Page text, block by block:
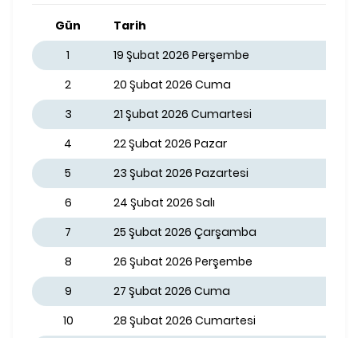
Gün Tarih
1
19 Şubat 2026 Perşembe
2
20 Şubat 2026 Cuma
3
21 Şubat 2026 Cumartesi
4
22 Şubat 2026 Pazar
5
23 Şubat 2026 Pazartesi
6
24 Şubat 2026 Salı
7
25 Şubat 2026 Çarşamba
8
26 Şubat 2026 Perşembe
9
27 Şubat 2026 Cuma
10
28 Şubat 2026 Cumartesi